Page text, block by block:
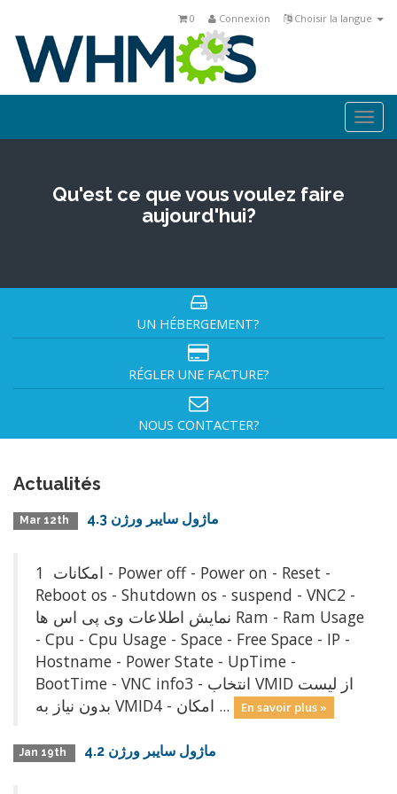
Choisir la langue
Connexion
0
Qu'est ce que vous voulez faire
aujourd'hui?
UN HÉBERGEMENT?
RÉGLER UNE FACTURE?
NOUS CONTACTER?
Actualités
Mar 12th ماژول سايبر ورژن 4.3
امکانات 1 - Power off - Power on - Reset -
Reboot os - Shutdown os - suspend - VNC2 -
نمایش اطلاعات وی پی اس ها Ram - Ram Usage
- Cpu - Cpu Usage - Space - Free Space - IP -
Hostname - Power State - UpTime -
BootTime - VNC info3 - انتخاب VMID از لیست
بدون نياز به VMID4 - امکان ...
En savoir plus »
Jan 19th ماژول سايبر ورژن 4.2